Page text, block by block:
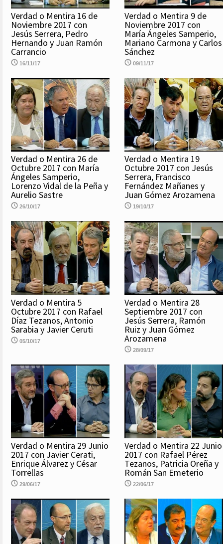
Verdad o Mentira 16 de
Noviembre 2017 con
Jesús Serrera, Pedro
Hernando y Juan Ramón
Carrancio
16/11/17
Verdad o Mentira 9 de
Noviembre 2017 con
María Ángeles Samperio,
Mariano Carmona y Carlos
Sánchez
09/11/17
Verdad o Mentira 26 de
Octubre 2017 con María
Ángeles Samperio,
Lorenzo Vidal de la Peña y
Aurelio Sastre
26/10/17
Verdad o Mentira 19
Octubre 2017 con Jesús
Serrera, Francisco
Fernández Mañanes y
Juan Gómez Arozamena
19/10/17
Verdad o Mentira 5
Octubre 2017 con Rafael
Díaz Tezanos, Antonio
Sarabia y Javier Ceruti
05/10/17
Verdad o Mentira 28
Septiembre 2017 con
Jesús Serrera, Ramón
Ruiz y Juan Gómez
Arozamena
28/09/17
Verdad o Mentira 29 Junio
2017 con Javier Cerati,
Enrique Álvarez y César
Torrellas
29/06/17
Verdad o Mentira 22 Junio
2017 con Rafael Pérez
Tezanos, Patricia Oreña y
Román San Emeterio
22/06/17